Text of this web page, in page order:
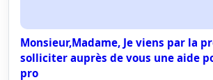
Monsieur,Madame, Je viens par la
solliciter auprès de vous une aide
pro